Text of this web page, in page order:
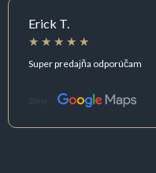
Erick T.
Super predajňa odporúčam
Zdroj: